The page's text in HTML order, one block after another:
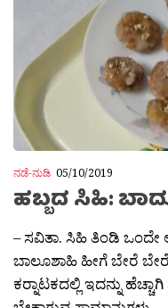
ನಡೆ-ನುಡಿ 05/10/2019
ಹಬ್ಬದ ಸಿಹಿ:
– ಸವಿತಾ. ಸಿಹಿ ತಿಂಡಿ ಒಂದೇ
ಬಾಲೂಶಾಹಿ ಹೀಗೆ ಬೇರೆ
ಕರ‍್ನಾಟಕದಲ್ಲಿ ಇದನ್ನು